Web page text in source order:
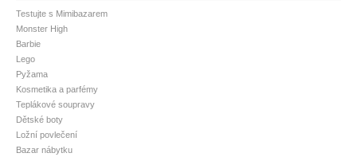
Testujte s Mimibazarem
Monster High
Barbie
Lego
Pyžama
Kosmetika a parfémy
Teplákové soupravy
Dětské boty
Ložní povlečení
Bazar nábytku